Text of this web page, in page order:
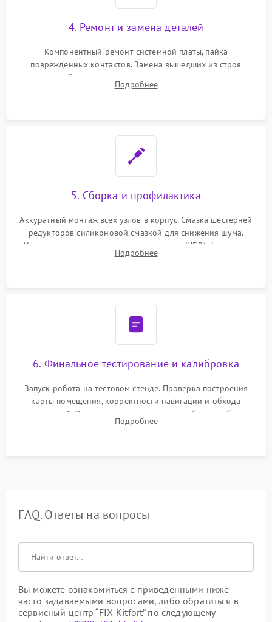
4. Ремонт и замена деталей
Компонентный ремонт системной платы, пайка
поврежденных контактов. Замена вышедших из строя
двигателей, изношенного аккумулятора, неисправного
лидара или помпы подачи воды. Восстановление шлейфов и
Подробнее
5. Сборка и профилактика
Аккуратный монтаж всех узлов в корпус. Смазка шестерней
редукторов силиконовой смазкой для снижения шума.
Установка новых расходных материалов (HEPA-фильтров,
микрофибры, щеток). Надежная фиксация разъемов и
Подробнее
6. Финальное тестирование и калибровка
Запуск робота на тестовом стенде. Проверка построения
карты помещения, корректности навигации и обхода
препятствий. Оценка силы всасывания и работы турбины.
Тестирование автоматического возврата на док-станцию и
Подробнее
FAQ. Ответы на вопросы
Вы можете ознакомиться с приведенными ниже
часто задаваемыми вопросами, либо обратиться в
сервисный центр “FIX-Kitfort” по следующему